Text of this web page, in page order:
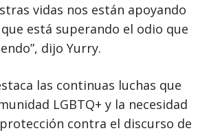
vidas nos están apoyando
está superando el odio que
dijo Yurry.
las continuas luchas que
LGBTQ+ y la necesidad
contra el discurso de